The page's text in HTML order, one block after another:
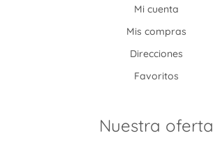
Mi cuenta
Mis compras
Direcciones
Favoritos
Nuestra oferta